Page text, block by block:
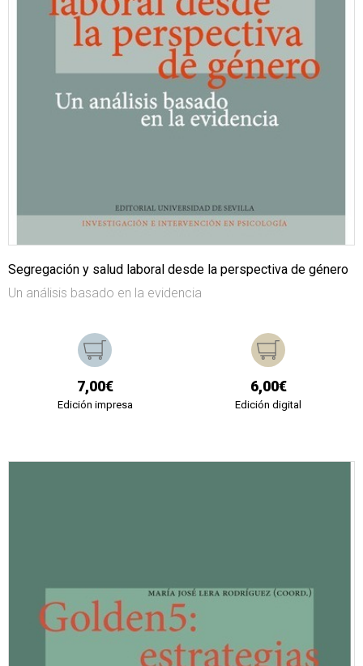
Segregación y salud laboral desde la perspectiva de género
Un análisis basado en la evidencia
7,00€
Edición impresa
6,00€
Edición digital